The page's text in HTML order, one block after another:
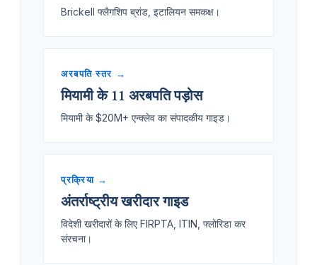
Brickell फ्लैगशिप ब्रांड, इटालियन समकक्ष।
अरबपति स्तर →
मियामी के 11 अरबपति पड़ोस
मियामी के $20M+ एन्क्लेव का संपादकीय गाइड।
प्रक्रिया →
अंतर्राष्ट्रीय खरीदार गाइड
विदेशी खरीदारों के लिए FIRPTA, ITIN, फ्लोरिडा कर
संरचना।